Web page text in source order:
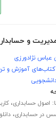
مدیریت و
عباس نژادورزی
کتاب‌های آموزش و
اصول حسابداری،
در حسابداری،